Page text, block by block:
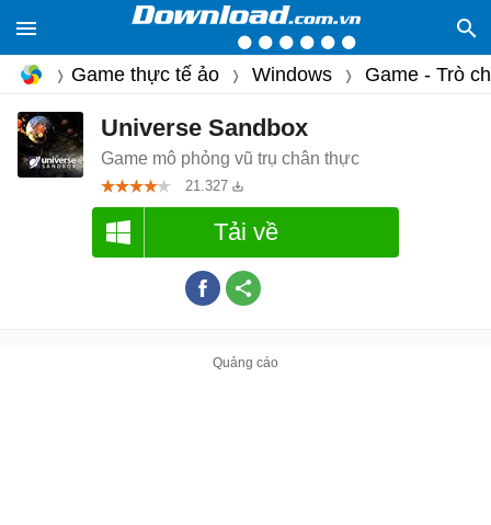
Game thực tế ảo Windows Game - Trò
Universe Sandbox
Game mô phỏng vũ trụ chân thực
21.327
Tải về